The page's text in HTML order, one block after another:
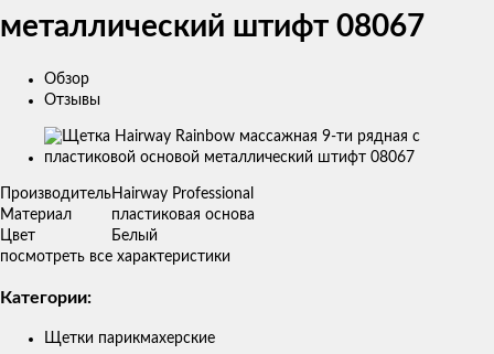
металлический штифт 08067
Обзор
Отзывы
Изображения
ПроизводительHairway Professional
Материал
пластиковая основа
Цвет
Белый
посмотреть все характеристики
Категории:
Щетки парикмахерские